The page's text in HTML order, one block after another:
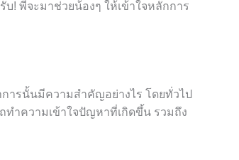
บ! พี่จะมาช่วยน้องๆ ให้เข้าใจหลักการ
ารนั้นมีความสำคัญอย่างไร โดยทั่วไป
ำความเข้าใจปัญหาที่เกิดขึ้น รวมถึง